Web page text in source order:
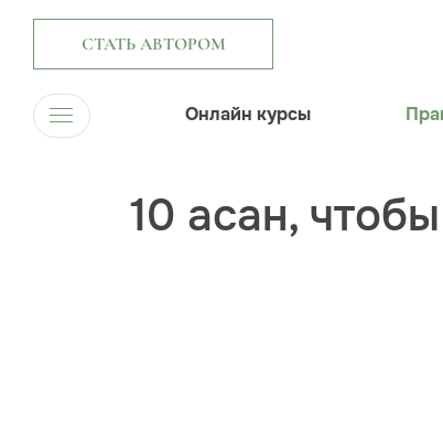
СТАТЬ АВТОРОМ
Онлайн курсы
10 асан,